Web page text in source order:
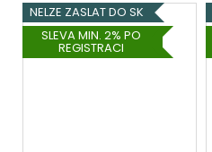
NELZE ZASLAT DO SK
SLEVA MIN. 2% PO
REGISTRACI